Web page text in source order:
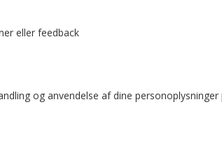
eller feedback
og anvendelse af dine